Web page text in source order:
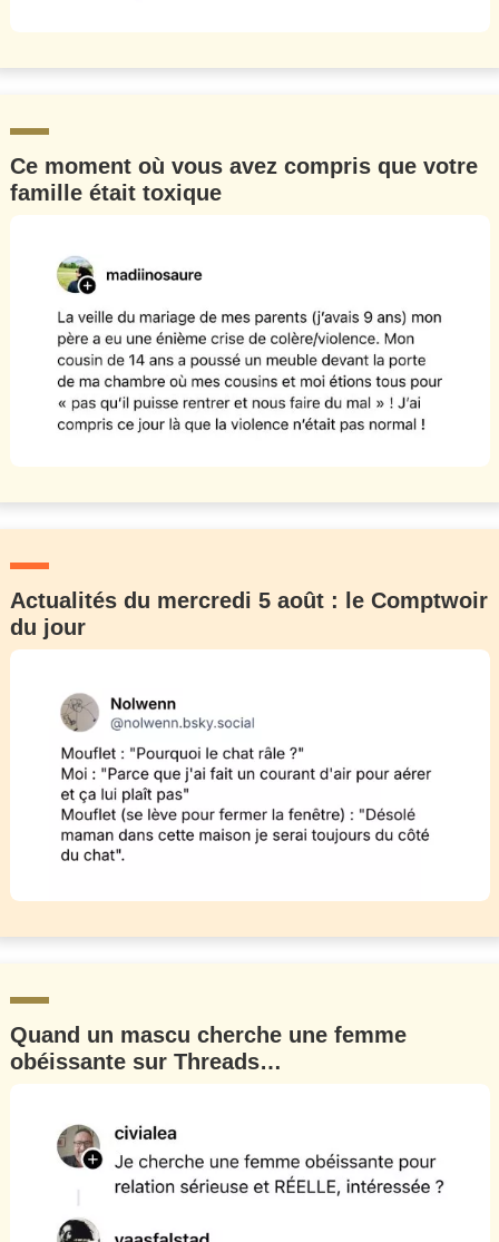
Ce moment où vous avez compris que votre
famille était toxique
Actualités du mercredi 5 août : le Comptwoir
du jour
Quand un mascu cherche une femme
obéissante sur Threads…